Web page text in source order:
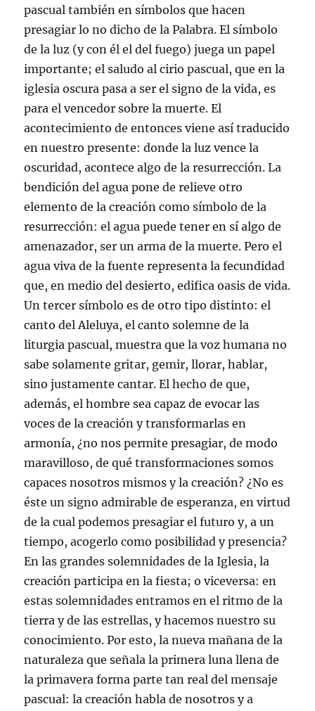
pascual también en símbolos que hacen
presagiar lo no dicho de la Palabra. El símbolo
de la luz (y con él el del fuego) juega un papel
importante; el saludo al cirio pascual, que en la
iglesia oscura pasa a ser el signo de la vida, es
para el vencedor sobre la muerte. El
acontecimiento de entonces viene así traducido
en nuestro presente: donde la luz vence la
oscuridad, acontece algo de la resurrección. La
bendición del agua pone de relieve otro
elemento de la creación como símbolo de la
resurrección: el agua puede tener en sí algo de
amenazador, ser un arma de la muerte. Pero el
agua viva de la fuente representa la fecundidad
que, en medio del desierto, edifica oasis de vida.
Un tercer símbolo es de otro tipo distinto: el
canto del Aleluya, el canto solemne de la
liturgia pascual, muestra que la voz humana no
sabe solamente gritar, gemir, llorar, hablar,
sino justamente cantar. El hecho de que,
además, el hombre sea capaz de evocar las
voces de la creación y transformarlas en
armonía, ¿no nos permite presagiar, de modo
maravilloso, de qué transformaciones somos
capaces nosotros mismos y la creación? ¿No es
éste un signo admirable de esperanza, en virtud
de la cual podemos presagiar el futuro y, a un
tiempo, acogerlo como posibilidad y presencia?
En las grandes solemnidades de la Iglesia, la
creación participa en la fiesta; o viceversa: en
estas solemnidades entramos en el ritmo de la
tierra y de las estrellas, y hacemos nuestro su
conocimiento. Por esto, la nueva mañana de la
naturaleza que señala la primera luna llena de
la primavera forma parte tan real del mensaje
pascual: la creación habla de nosotros y a